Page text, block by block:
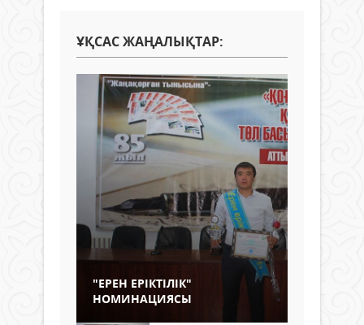
ҰҚСАС ЖАҢАЛЫҚТАР:
"ЕРЕН ЕРІКТІЛІК"
НОМИНАЦИЯСЫ